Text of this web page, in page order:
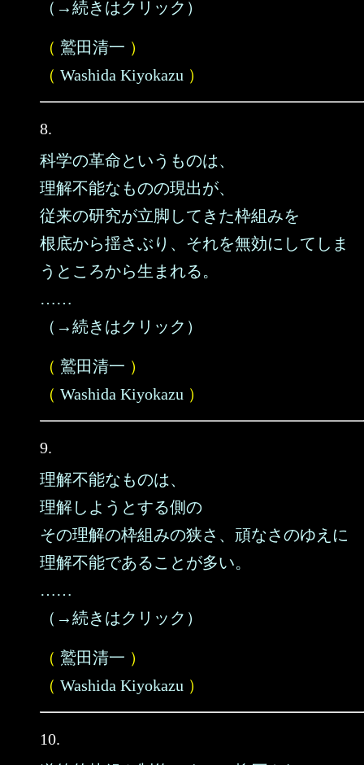
（→続きはクリック）
（ 鷲田清一 ）
（ Washida Kiyokazu ）
8.
科学の革命というものは、
理解不能なものの現出が、
従来の研究が立脚してきた枠組みを
根底から揺さぶり、それを無効にしてしま
うところから生まれる。
……
（→続きはクリック）
（ 鷲田清一 ）
（ Washida Kiyokazu ）
9.
理解不能なものは、
理解しようとする側の
その理解の枠組みの狭さ、頑なさのゆえに
理解不能であることが多い。
……
（→続きはクリック）
（ 鷲田清一 ）
（ Washida Kiyokazu ）
10.